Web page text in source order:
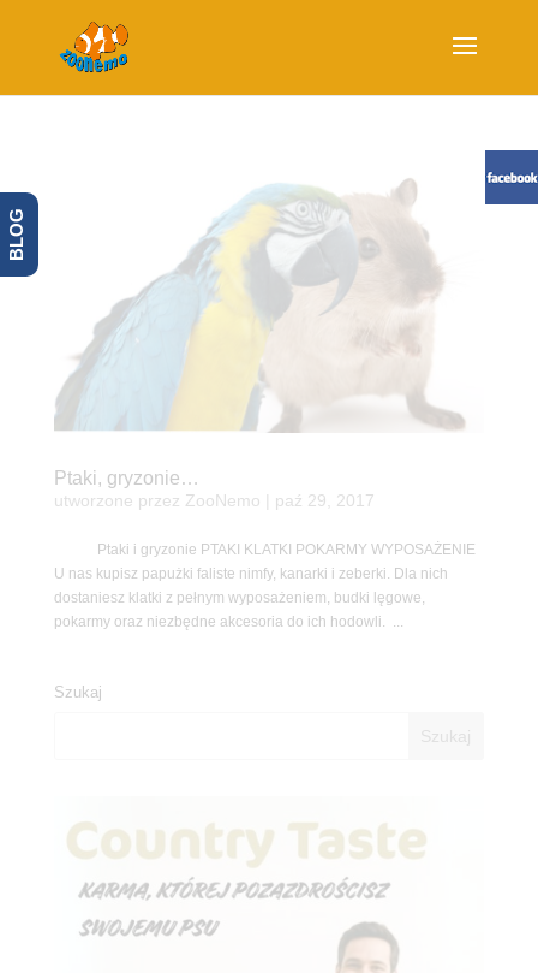
Ptaki, gryzonie…
utworzone przez ZooNemo paź 29, 2017
Ptaki i gryzonie PTAKI KLATKI POKARMY WYPOSAŻENIE
U nas kupisz papużki faliste nimfy, kanarki i zeberki. Dla nich
dostaniesz klatki z pełnym wyposażeniem, budki lęgowe,
pokarmy oraz niezbędne akcesoria do ich hodowli. ...
Szukaj
BLOG